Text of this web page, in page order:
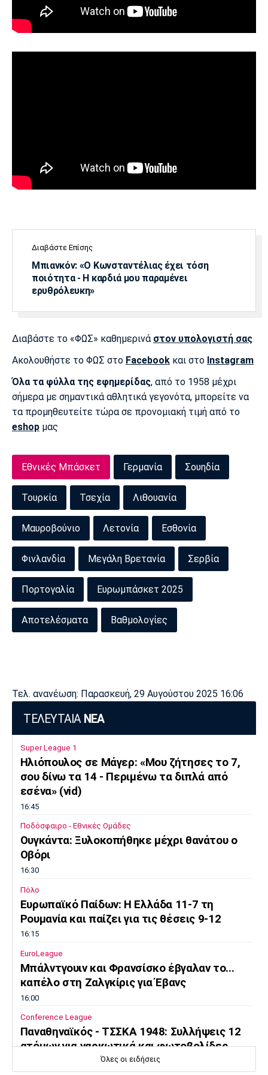
Διαβάστε Επίσης
Μπιανκόν: «Ο Κωνσταντέλιας έχει τόση
ποιότητα - Η καρδιά μου παραμένει
ερυθρόλευκη»
Διαβάστε το «ΦΩΣ» καθημερινά στον υπολογιστή σας
Ακολουθήστε το ΦΩΣ στο Facebook και στο Instagram
Όλα τα φύλλα της εφημερίδας, από το 1958 μέχρι
σήμερα με σημαντικά αθλητικά γεγονότα, μπορείτε να
τα προμηθευτείτε τώρα σε προνομιακή τιμή από το
eshop μας
Εθνικές Μπάσκετ Γερμανία Σουηδία
Τουρκία Τσεχία Λιθουανία
Μαυροβούνιο Λετονία Εσθονία
Φινλανδία Μεγάλη Βρετανία Σερβία
Πορτογαλία Ευρωμπάσκετ 2025
Αποτελέσματα Βαθμολογίες
Τελ. ανανέωση: Παρασκευή, 29 Αυγούστου 2025 16:06
ΤΕΛΕΥΤΑΙΑ ΝΕΑ
Super League 1
Ηλιόπουλος σε Μάγερ: «Μου ζήτησες το 7,
σου δίνω τα 14 - Περιμένω τα διπλά από
εσένα» (vid)
16:45
Ποδόσφαιρο - Εθνικές Ομάδες
Ουγκάντα: Ξυλοκοπήθηκε μέχρι θανάτου ο
Οβόρι
16:30
Πόλο
Ευρωπαϊκό Παίδων: Η Ελλάδα 11-7 τη
Ρουμανία και παίζει για τις θέσεις 9-12
16:15
EuroLeague
Μπάλντγουιν και Φρανσίσκο έβγαλαν το...
καπέλο στη Ζαλγκίρις για Έβανς
16:00
Conference League
Παναθηναϊκός - ΤΣΣΚΑ 1948: Συλλήψεις 12
ατόμων για ναρκωτικά και φωτοβολίδες
Όλες οι ειδήσεις